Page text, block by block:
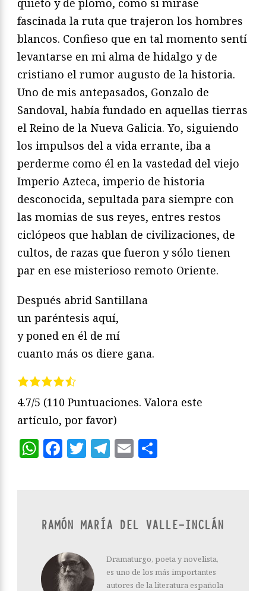
quieto y de plomo, como si mirase
fascinada la ruta que trajeron los hombres
blancos. Confieso que en tal momento sentí
levantarse en mi alma de hidalgo y de
cristiano el rumor augusto de la historia.
Uno de mis antepasados, Gonzalo de
Sandoval, había fundado en aquellas tierras
el Reino de la Nueva Galicia. Yo, siguiendo
los impulsos del a vida errante, iba a
perderme como él en la vastedad del viejo
Imperio Azteca, imperio de historia
desconocida, sepultada para siempre con
las momias de sus reyes, entres restos
ciclópeos que hablan de civilizaciones, de
cultos, de razas que fueron y sólo tienen
par en ese misterioso remoto Oriente.
Después abrid Santillana
un paréntesis aquí,
y poned en él de mí
cuanto más os diere gana.
4.7/5 (110 Puntuaciones. Valora este
artículo, por favor)
WhatsApp
Facebook
Twitter
Telegram
Email
RAMÓN MARÍA DEL VALLE-INCLÁN
Dramaturgo, poeta y novelista,
es uno de los más importantes
autores de la literatura española